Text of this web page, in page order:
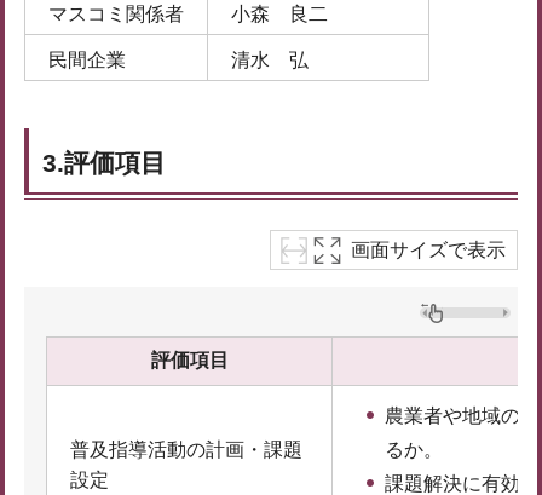
マスコミ関係者 小森 良二
民間企業 清水 弘
3.評価項目
画面サイズで表示
評価項目
普及指導活動の計画・課題
設定
農業者や地域の
るか。
課題解決に有効